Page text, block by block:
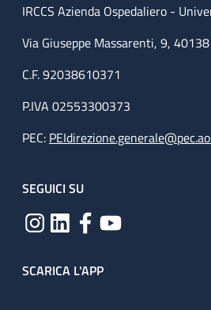
IRCCS Azienda Ospedaliero -
Via Giuseppe Massarenti, 9,
C.F. 92038610371
P.IVA 02553300373
PEC:
SEGUICI SU
SCARICA L'APP